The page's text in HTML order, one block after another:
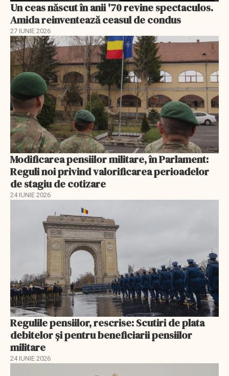
Un ceas născut în anii '70 revine spectaculos.
Amida reinventează ceasul de condus
27 IUNIE 2026
Modificarea pensiilor militare, în Parlament:
Reguli noi privind valorificarea perioadelor
de stagiu de cotizare
24 IUNIE 2026
Regulile pensiilor, rescrise: Scutiri de plata
debitelor și pentru beneficiarii pensiilor
militare
24 IUNIE 2026